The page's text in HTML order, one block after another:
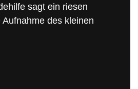
sagt ein riesen
des kleinen